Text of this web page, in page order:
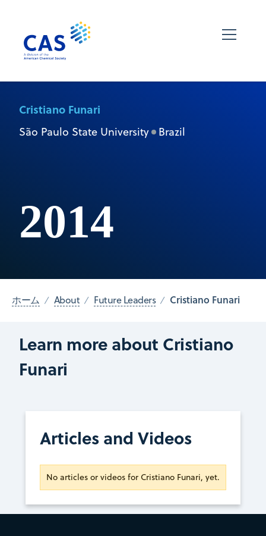
Cristiano Funari
São Paulo State University Brazil
2014
ホーム About Future Leaders Cristiano Funari
Learn more about Cristiano
Funari
Articles and Videos
No articles or videos for Cristiano Funari, yet.